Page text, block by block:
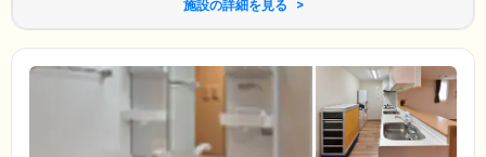
施設の詳細を見る